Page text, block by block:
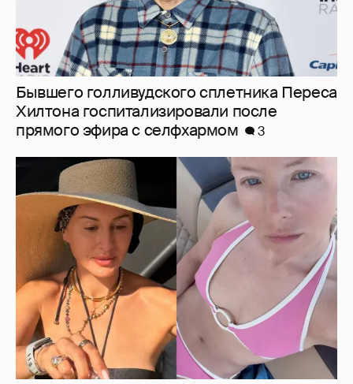
Бывшего голливудского сплетника Переса
Хилтона госпитализировали после
прямого эфира с селфхармом
3